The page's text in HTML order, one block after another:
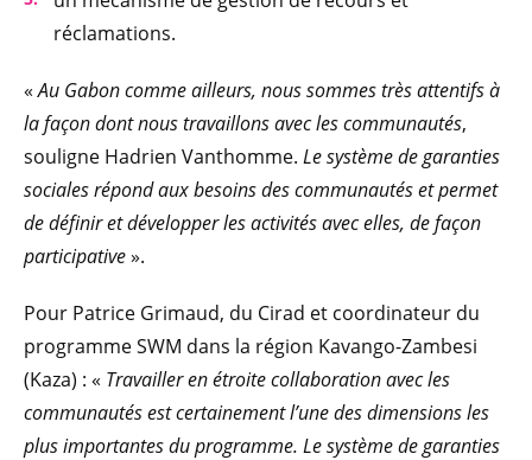
réclamations.
«Au Gabon comme ailleurs, nous sommes très attentifs à
la façon dont nous travaillons avec les communautés,
souligne Hadrien Vanthomme. Le système de garanties
sociales répond aux besoins des communautés et permet
de définir et développer les activités avec elles, de façon
participative».
Pour Patrice Grimaud, du Cirad et coordinateur du
programme SWM dans la région Kavango-Zambesi
(Kaza) : « Travailler en étroite collaboration avec les
communautés est certainement l’une des dimensions les
plus importantes du programme. Le système de garanties